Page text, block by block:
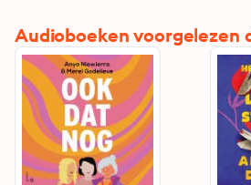
Audioboeken voorgelezen